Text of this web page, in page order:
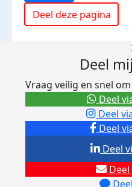
Deel deze pagina
Deel
Vraag veilig en snel
Deel
Deel
Deel
Deel
Deel